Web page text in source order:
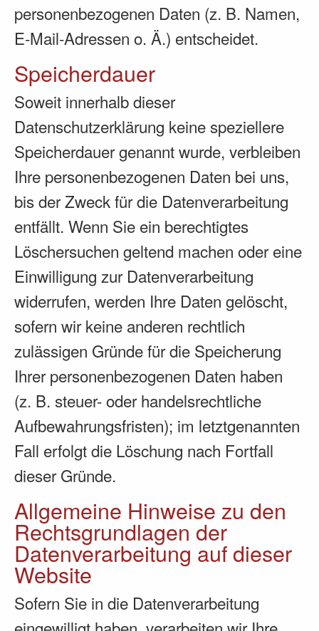
personenbezogenen Daten (z. B. Namen,
E-Mail-Adressen o. Ä.) entscheidet.
Speicherdauer
Soweit innerhalb dieser
Datenschutzerklärung keine speziellere
Speicherdauer genannt wurde, verbleiben
Ihre personenbezogenen Daten bei uns,
bis der Zweck für die Datenverarbeitung
entfällt. Wenn Sie ein berechtigtes
Löschersuchen geltend machen oder eine
Einwilligung zur Datenverarbeitung
widerrufen, werden Ihre Daten gelöscht,
sofern wir keine anderen rechtlich
zulässigen Gründe für die Speicherung
Ihrer personenbezogenen Daten haben
(z. B. steuer- oder handelsrechtliche
Aufbewahrungsfristen); im letztgenannten
Fall erfolgt die Löschung nach Fortfall
dieser Gründe.
Allgemeine Hinweise zu den
Rechtsgrundlagen der
Datenverarbeitung auf dieser
Website
Sofern Sie in die Datenverarbeitung